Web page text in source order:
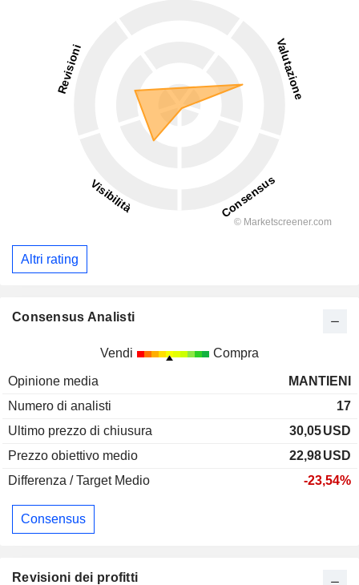
Altri rating
Consensus Analisti
Vendi Compra
Opinione media
MANTIENI
Numero di analisti
17
Ultimo prezzo di chiusura
30,05USD
Prezzo obiettivo medio
22,98USD
Differenza / Target Medio
-23,54%
Consensus
Revisioni dei profitti